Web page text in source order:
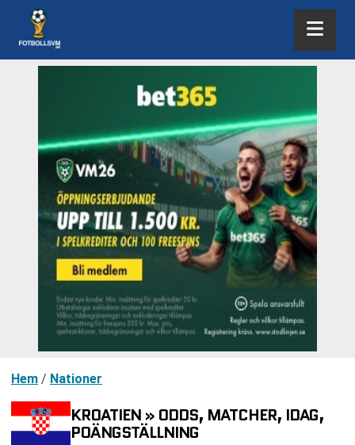
Hem / Nationer
KROATIEN » ODDS, MATCHER, IDAG,
POÄNGSTÄLLNING